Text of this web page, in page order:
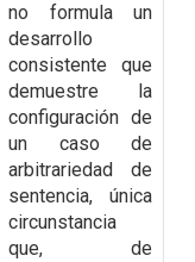
no formula un
desarrollo
consistente que
demuestre la
configuración de
un caso de
arbitrariedad de
sentencia, única
circunstancia
que, de